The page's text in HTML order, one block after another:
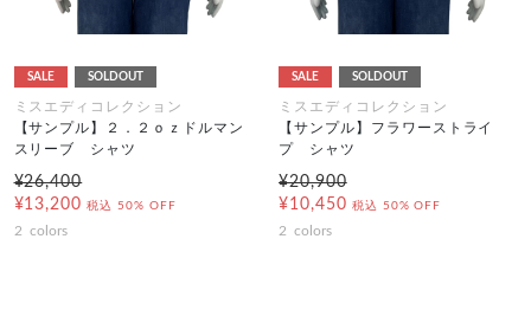
SALE SOLDOUT
ミスエディコレクション
【サンプル】２．２ｏｚドルマン
スリーブ シャツ
¥26,400
¥13,200 税込 50% OFF
2 colors
SALE SOLDOUT
ミスエディコレクション
【サンプル】フラワーストライ
プ シャツ
¥20,900
¥10,450 税込 50% OFF
2 colors